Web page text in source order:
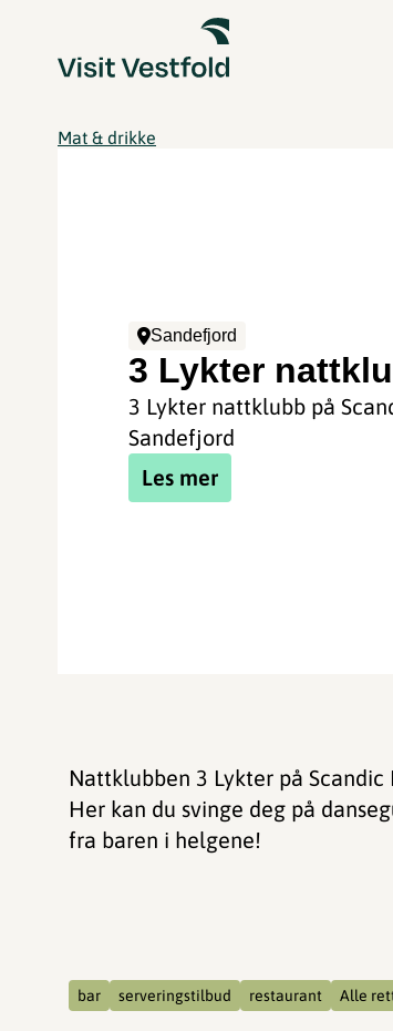
Mat & drikke
Sandefjord
3 Lykter
3 Lykter nattklubb på
Sandefjord
Les mer
Nattklubben 3 Lykter på Scandic
Her kan du svinge deg på
fra baren i helgene!
bar serveringstilbud restaurant Alle